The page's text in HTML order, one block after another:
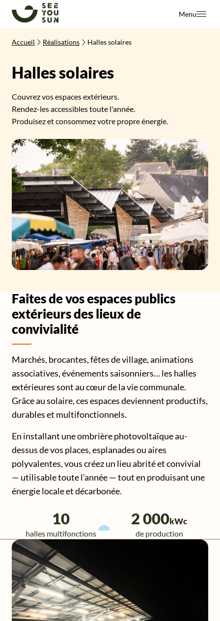
Menu
Accueil Réalisations Halles solaires
Halles solaires
Couvrez vos espaces extérieurs.
Rendez-les accessibles toute l'année.
Produisez et consommez votre propre énergie.
Faites de vos espaces publics
extérieurs des lieux de
convivialité
Marchés, brocantes, fêtes de village, animations
associatives, événements saisonniers… les halles
extérieures sont au cœur de la vie communale.
Grâce au solaire, ces espaces deviennent productifs,
durables et multifonctionnels.
En installant une ombrière photovoltaïque au-
dessus de vos places, esplanades ou aires
polyvalentes, vous créez un lieu abrité et convivial
— utilisable toute l’année — tout en produisant une
énergie locale et décarbonée.
10
halles multifonctions
2 000kWc
de production